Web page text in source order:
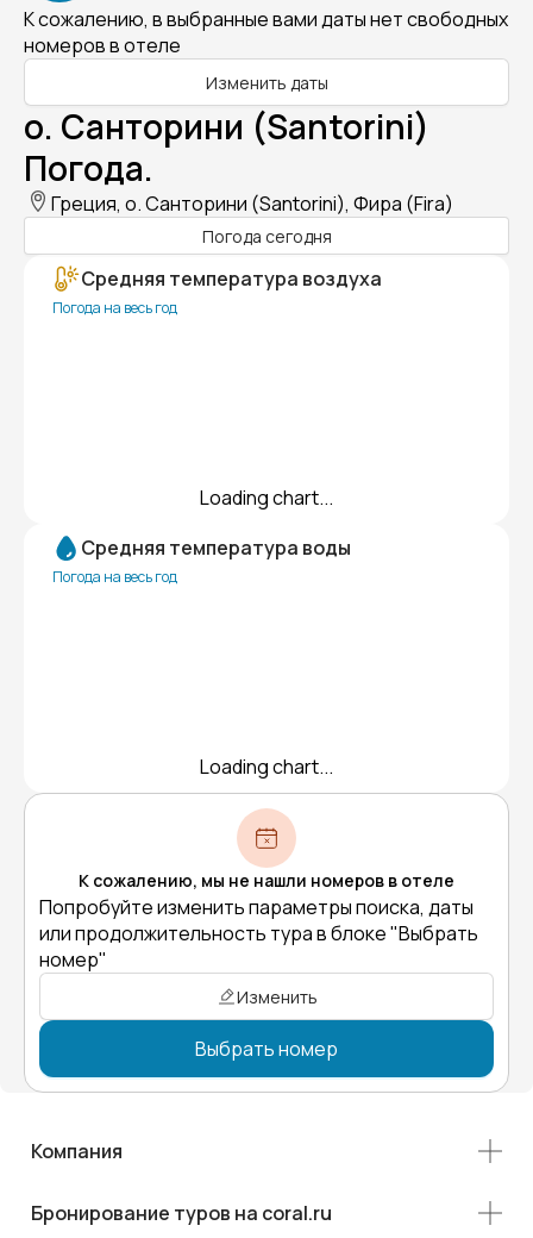
К сожалению, в выбранные вами даты нет свободных
номеров в отеле
Изменить даты
о. Санторини (Santorini)
Погода.
Греция, о. Санторини (Santorini), Фира (Fira)
Погода сегодня
Средняя температура воздуха
Погода на весь год
Loading chart...
Средняя температура воды
Погода на весь год
Loading chart...
К сожалению, мы не нашли номеров в отеле
Попробуйте изменить параметры поиска, даты
или продолжительность тура в блоке "Выбрать
номер"
Изменить
Выбрать номер
Компания
Бронирование туров на coral.ru